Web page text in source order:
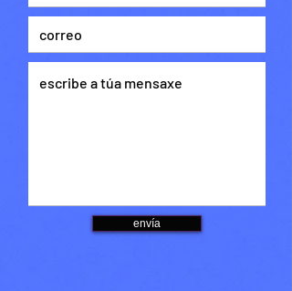
envía